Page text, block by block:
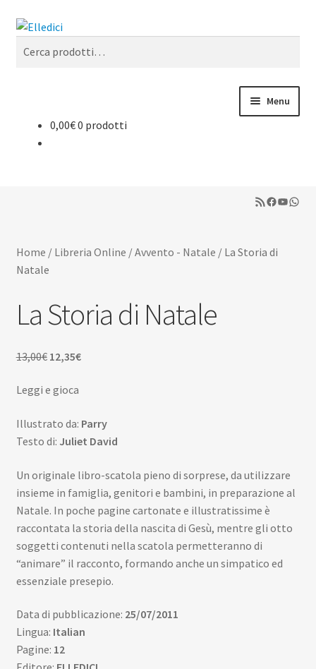
Vai
navigazione
Vai
contenuto
Cerca
Menu
Libreria Online
Sussidi
Scuola
Contatti
Don Bosco
0,00€0 prodotti
RSS FeedFacebook
Home / Libreria Online /Avvento - Natale / La Storia di
Natale
La Storia di Natale
13,00€ Il
originale
13,00€.
12,35€Il
12,35€.
Leggi e gioca
Illustrato da: Parry
Testo di: Juliet David
Un originale libro-scatola pieno di sorprese, da utilizzare
insieme in famiglia, genitori e bambini, in preparazione al
Natale. In poche pagine cartonate e illustratissime è
raccontata la storia della nascita di Gesù, mentre gli otto
soggetti contenuti nella scatola permetteranno di
“animare” il racconto, formando anche un simpatico ed
essenziale presepio.
Data di pubblicazione: 25/07/2011
Lingua: Italian
Pagine: 12